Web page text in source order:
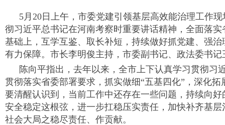
5月20日上午，市委党建引领基层高效能治理工作
彻习近平总书记在河南考察时重要讲话精神，全面落
基础上，互学互鉴、取长补短，持续做好抓党建、强
有力保障。市长李明俊主持，市委副书记、政法委书记
陈向平指出，去年以来，全市上下认真学习贯彻
贯彻落实省委部署要求，抓实做细“五基四化”，深化
要清醒认识到，当前工作中还存在一些问题，持续向
安全稳定这根弦，进一步扛稳压实责任，加快补齐基
社会大局之稳尽责任、作贡献。